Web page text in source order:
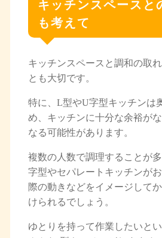
キッチンスペースと
も考えて
キッチンスペースと調和の取
とも大切です。
特に、L型やU字型キッチンは
め、キッチンに十分な余裕が
なる可能性があります。
複数の人数で調理することが
字型やセパレートキッチンが
際の動きなどをイメージして
けられるでしょう。
ゆとりを持って作業したいと